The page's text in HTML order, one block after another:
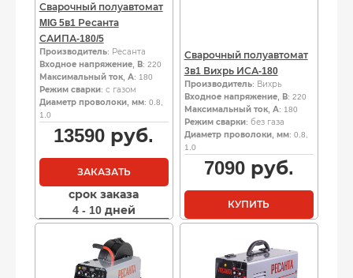
Сварочный полуавтомат
MIG 5в1 Ресанта
САИПА-180/5
Производитель: Ресанта
Входное напряжение, В: 220
Максимальный ток, А: 180
Режим сварки: с газом
Диаметр проволоки, мм: 0.8,
1.0
13590 руб.
ЗАКАЗАТЬ
срок заказа
4 - 10 дней
Сварочный полуавтомат
3в1 Вихрь ИСА-180
Производитель: Вихрь
Входное напряжение, В: 220
Максимальный ток, А: 180
Режим сварки: без газа
Диаметр проволоки, мм: 0.8,
1.0
7090руб.
КУПИТЬ